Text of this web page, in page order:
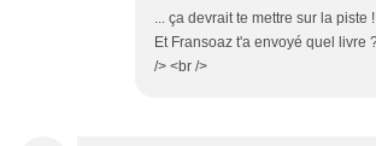
... ça devrait te mettre sur la piste
Et Fransoaz t'a envoyé quel livre
/> <br />